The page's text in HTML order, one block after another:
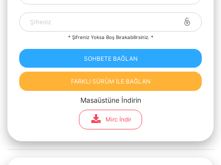
* Şifreniz Yoksa Boş Bırakabilirsiniz. *
SOHBETE BAĞLAN
FARKLI SÜRÜM İLE BAĞLAN
Masaüstüne İndirin
Mirc İndir